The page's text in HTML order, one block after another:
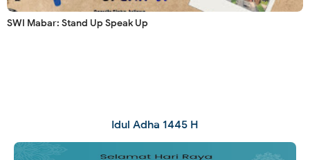
SWI Mabar: Stand Up Speak Up
Idul Adha 1445 H